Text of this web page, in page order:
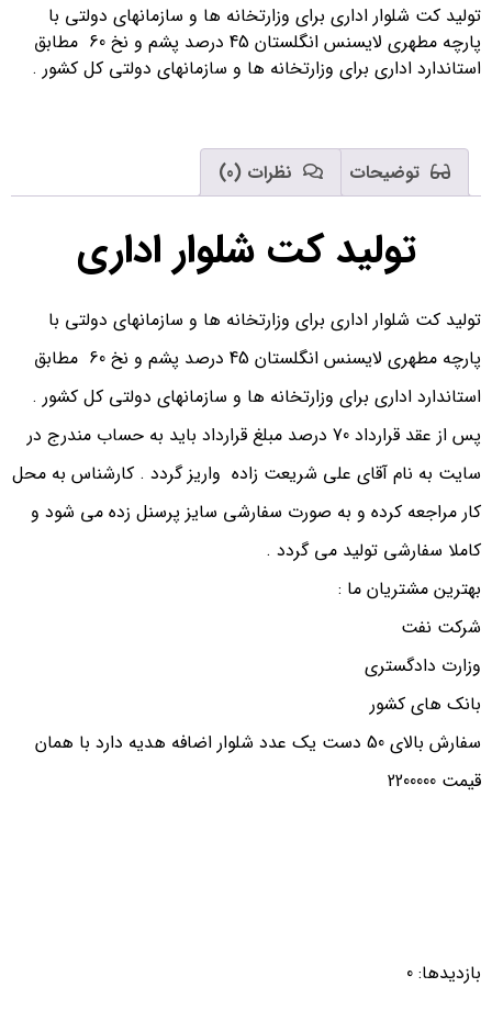
تولید کت شلوار اداری برای وزارتخانه ها و سازمانهای دولتی با
پارچه مطهری لایسنس انگلستان 45 درصد پشم و نخ 60 مطابق
استاندارد اداری برای وزارتخانه ها و سازمانهای دولتی کل کشور .
توضیحات نظرات (0)
تولید کت شلوار اداری
تولید کت شلوار اداری برای وزارتخانه ها و سازمانهای دولتی با
پارچه مطهری لایسنس انگلستان 45 درصد پشم و نخ 60 مطابق
استاندارد اداری برای وزارتخانه ها و سازمانهای دولتی کل کشور .
پس از عقد قرارداد 70 درصد مبلغ قرارداد باید به حساب مندرج در
سایت به نام آقای علی شریعت زاده واریز گردد . کارشناس به محل
کار مراجعه کرده و به صورت سفارشی سایز پرسنل زده می شود و
کاملا سفارشی تولید می گردد .
بهترین مشتریان ما :
شرکت نفت
وزارت دادگستری
بانک های کشور
سفارش بالای 50 دست یک عدد شلوار اضافه هدیه دارد با همان
قیمت 2200000
بازدیدها: 0